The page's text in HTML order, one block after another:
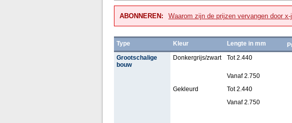
ABONNEREN: Waarom zijn de prijzen vervangen door x-
Type Kleur Lengte in mm
Grootschalige
bouw
Donkergrijs/zwart Tot 2.440
Vanaf 2.750
Gekleurd
Tot 2.440
Vanaf 2.750